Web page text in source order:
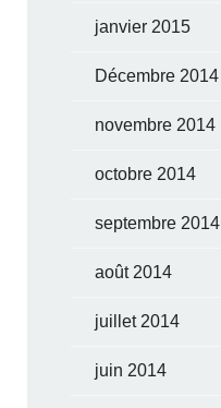
janvier 2015
Décembre 2014
novembre 2014
octobre 2014
septembre 2014
août 2014
juillet 2014
juin 2014